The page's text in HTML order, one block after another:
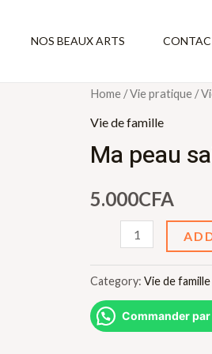
NOS BEAUX ARTS
Home /Vie pratique /
Vie de famille
Ma peau
5.000CFA
saine
et
belle
Category: Vie de famille
Commander